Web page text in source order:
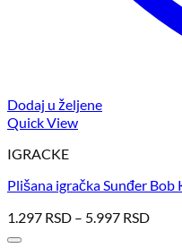
Dodaj u željene
Quick View
IGRACKE
Plišana igračka Sunđer Bob
1.297 RSD – 5.997 RSD